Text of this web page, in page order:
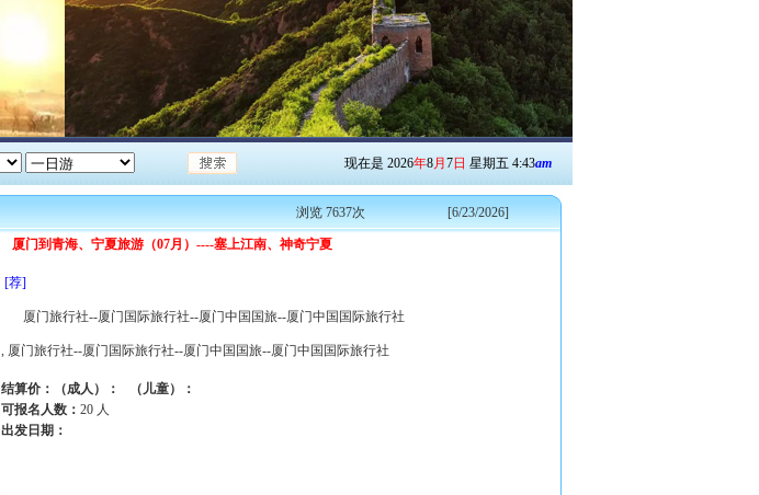
现在是 2026年8月 7日 星期五 4:43am
浏览 7637次 [6/23/2026]
厦门到青海、宁夏旅游（07月）----塞上江南、神奇宁夏
[荐]
厦门旅行社--厦门国际旅行社--厦门中国国旅--厦门中国国际旅行社
, 厦门旅行社--厦门国际旅行社--厦门中国国旅--厦门中国国际旅行社
结算价：（成人）：
（儿童）：
可报名人数： 20 人
出发日期：